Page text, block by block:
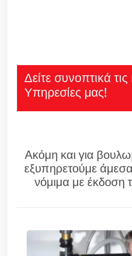
Δείτε συνοπτικά
Υπηρεσίες μας!
Ακόμη και για
εξυπηρετούμε
νόμιμα με έκδοση